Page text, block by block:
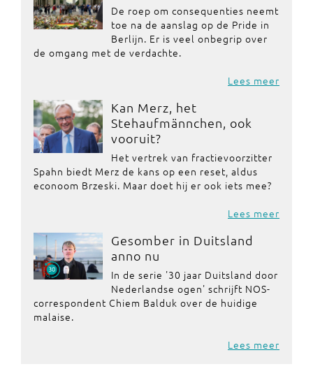
De roep om consequenties neemt
toe na de aanslag op de Pride in
Berlijn. Er is veel onbegrip over
de omgang met de verdachte.
Lees meer
Kan Merz, het
Stehaufmännchen, ook
vooruit?
Het vertrek van fractievoorzitter
Spahn biedt Merz de kans op een reset, aldus
econoom Brzeski. Maar doet hij er ook iets mee?
Lees meer
Gesomber in Duitsland
anno nu
In de serie '30 jaar Duitsland door
Nederlandse ogen' schrijft NOS-
correspondent Chiem Balduk over de huidige
malaise.
Lees meer